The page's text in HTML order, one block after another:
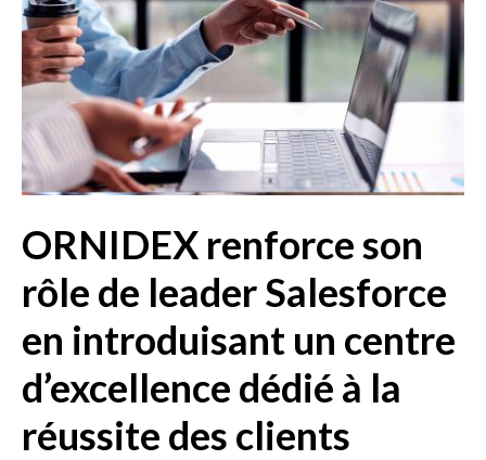
ORNIDEX renforce son
rôle de leader Salesforce
en introduisant un centre
d’excellence dédié à la
réussite des clients